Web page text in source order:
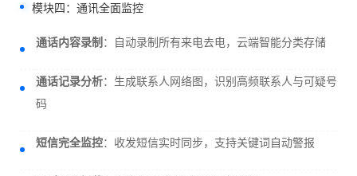
模块四：通讯全面监控
通话内容录制 ：自动录制所有来电去电，云端智能分类存储
通话记录分析：生成联系人网络图，识别高频联系人与可疑号
码
短信完全监控：收发短信实时同步，支持关键词自动警报